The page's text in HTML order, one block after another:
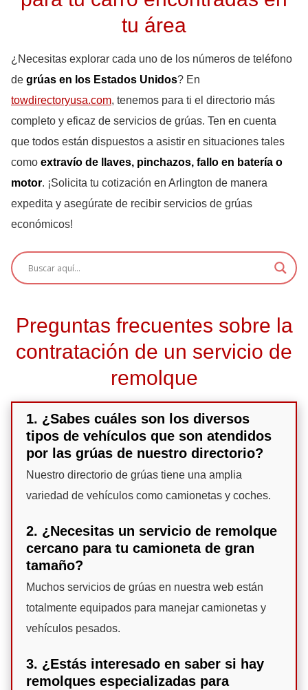
tu área
¿Necesitas explorar cada uno de los números de teléfono
de grúas en los Estados Unidos? En
towdirectoryusa.com, tenemos para ti el directorio más
completo y eficaz de servicios de grúas. Ten en cuenta
que todos están dispuestos a asistir en situaciones tales
como extravío de llaves, pinchazos, fallo en batería o
motor. ¡Solicita tu cotización en Arlington de manera
expedita y asegúrate de recibir servicios de grúas
económicos!
Preguntas frecuentes sobre la
contratación de un servicio de
remolque
1. ¿Sabes cuáles son los diversos
tipos de vehículos que son atendidos
por las grúas de nuestro directorio?
Nuestro directorio de grúas tiene una amplia
variedad de vehículos como camionetas y coches.
2. ¿Necesitas un servicio de remolque
cercano para tu camioneta de gran
tamaño?
Muchos servicios de grúas en nuestra web están
totalmente equipados para manejar camionetas y
vehículos pesados.
3. ¿Estás interesado en saber si hay
remolques especializadas para